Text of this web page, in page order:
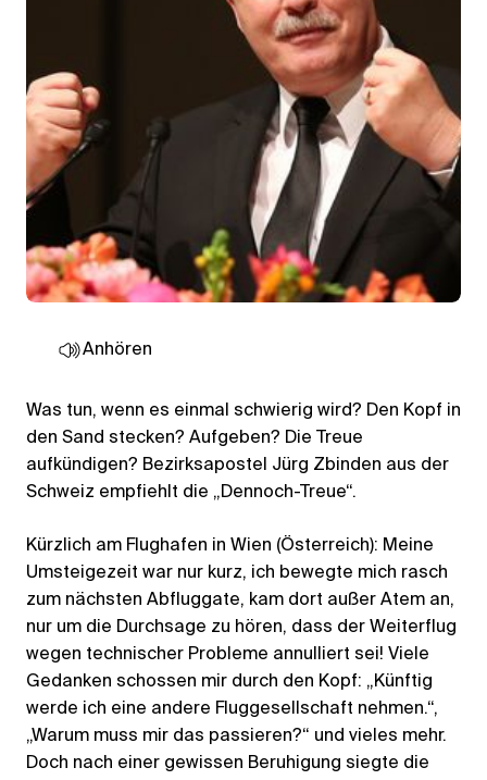
Anhören
Was tun, wenn es einmal schwierig wird? Den Kopf in
den Sand stecken? Aufgeben? Die Treue
aufkündigen? Bezirksapostel Jürg Zbinden aus der
Schweiz empfiehlt die „Dennoch-Treue“.
Kürzlich am Flughafen in Wien (Österreich): Meine
Umsteigezeit war nur kurz, ich bewegte mich rasch
zum nächsten Abfluggate, kam dort außer Atem an,
nur um die Durchsage zu hören, dass der Weiterflug
wegen technischer Probleme annulliert sei! Viele
Gedanken schossen mir durch den Kopf: „Künftig
werde ich eine andere Fluggesellschaft nehmen.“,
„Warum muss mir das passieren?“ und vieles mehr.
Doch nach einer gewissen Beruhigung siegte die